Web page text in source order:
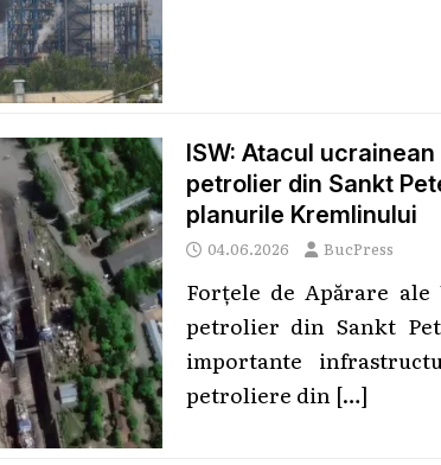
ISW: Atacul
petrolier din Sankt
planurile Kremlinului
04.06.2026 BucPress
Forțele de Apărare
petrolier din Sankt
importante
petroliere din […]